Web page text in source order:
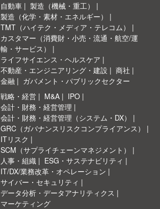
自動車
製造（機械・重工）
製造（化学・素材・エネルギー）
TMT（ハイテク・メディア・テレコム）
カスタマー（消費財・小売・流通・航空/運
輸・サービス）
ライフサイエンス・ヘルスケア
不動産・エンジニアリング・建設
商社
金融
ガバメント・パブリックセクター
戦略・経営 M&A
IPO
会計・財務・経営管理
会計・財務・経営管理（システム・DX）
GRC（ガバナンスリスクコンプライアンス）
ITリスク
SCM（サプライチェーンマネジメント）
人事・組織
ESG・サステナビリティ
IT/DX/業務改革・オペレーション
サイバー・セキュリティ
データ分析・データアナリティクス
マーケティング